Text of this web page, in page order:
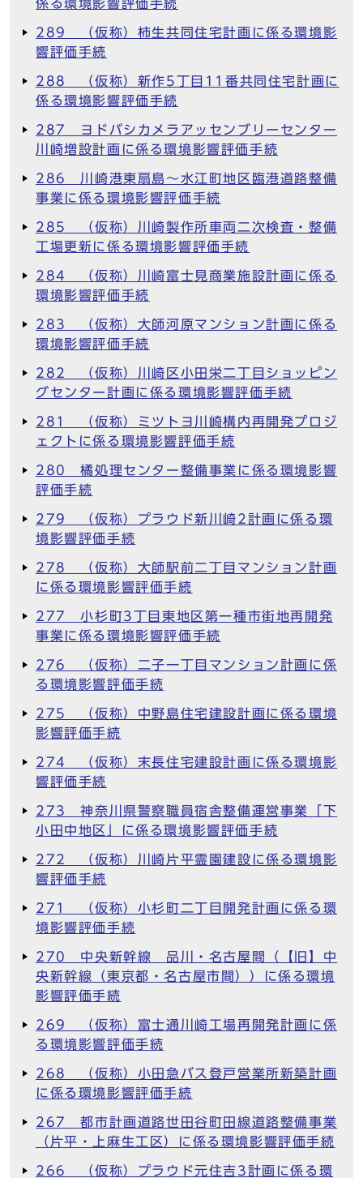
係る環境影響評価手続
289 （仮称）柿生共同住宅計画に係る環境影
響評価手続
288 （仮称）新作5丁目11番共同住宅計画に
係る環境影響評価手続
287 ヨドバシカメラアッセンブリーセンター
川崎増設計画に係る環境影響評価手続
286 川崎港東扇島～水江町地区臨港道路整備
事業に係る環境影響評価手続
285 （仮称）川崎製作所車両二次検査・整備
工場更新に係る環境影響評価手続
284 （仮称）川崎富士見商業施設計画に係る
環境影響評価手続
283 （仮称）大師河原マンション計画に係る
環境影響評価手続
282 （仮称）川崎区小田栄二丁目ショッピン
グセンター計画に係る環境影響評価手続
281 （仮称）ミツトヨ川崎構内再開発プロジ
ェクトに係る環境影響評価手続
280 橘処理センター整備事業に係る環境影響
評価手続
279 （仮称）プラウド新川崎2計画に係る環
境影響評価手続
278 （仮称）大師駅前二丁目マンション計画
に係る環境影響評価手続
277 小杉町3丁目東地区第一種市街地再開発
事業に係る環境影響評価手続
276 （仮称）二子一丁目マンション計画に係
る環境影響評価手続
275 （仮称）中野島住宅建設計画に係る環境
影響評価手続
274 （仮称）末長住宅建設計画に係る環境影
響評価手続
273 神奈川県警察職員宿舎整備運営事業「下
小田中地区」に係る環境影響評価手続
272 （仮称）川崎片平霊園建設に係る環境影
響評価手続
271 （仮称）小杉町二丁目開発計画に係る環
境影響評価手続
270 中央新幹線 品川・名古屋間（【旧】中
央新幹線（東京都・名古屋市間））に係る環境
影響評価手続
269 （仮称）富士通川崎工場再開発計画に係
る環境影響評価手続
268 （仮称）小田急バス登戸営業所新築計画
に係る環境影響評価手続
267 都市計画道路世田谷町田線道路整備事業
（片平・上麻生工区）に係る環境影響評価手続
266 （仮称）プラウド元住吉3計画に係る環